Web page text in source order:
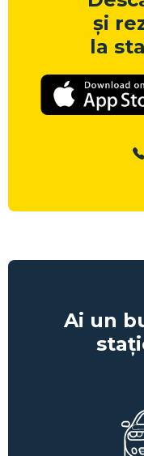
și
la
Ai un